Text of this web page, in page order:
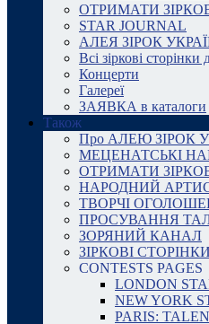
ОТРИМАТИ
STAR JOURNAL
АЛЕЯ ЗІРОК
Всі зіркові сторінки
Концерти
Галереї
ЗАЯВКА в каталоги
Також
Про АЛЕЮ ЗІРОК
МЕЦЕНАТСЬКІ
ОТРИМАТИ
НАРОДНИЙ
ТВОРЧІ
ПРОСУВАННЯ
ЗОРЯНИЙ КАНАЛ
ЗІРКОВІ СТОРІНКИ
CONTESTS PAGES
LONDON
NEW YORK
PARIS: